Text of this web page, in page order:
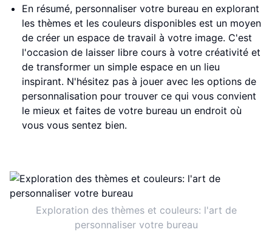
En résumé, personnaliser votre bureau en explorant
les thèmes et les couleurs disponibles est un moyen
de créer un espace de travail à votre image. C'est
l'occasion de laisser libre cours à votre créativité et
de transformer un simple espace en un lieu
inspirant. N'hésitez pas à jouer avec les options de
personnalisation pour trouver ce qui vous convient
le mieux et faites de votre bureau un endroit où
vous vous sentez bien.
Exploration des thèmes et couleurs: l'art de
personnaliser votre bureau